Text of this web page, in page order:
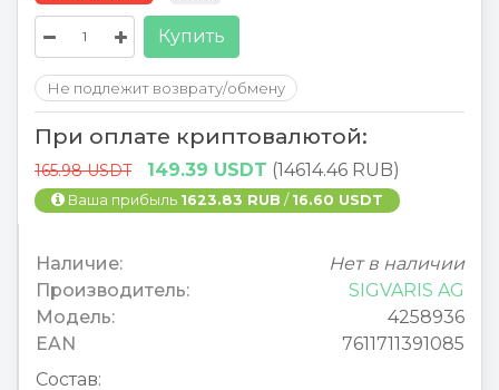
Купить
Не подлежит возврату/обмену
При оплате криптовалютой:
165.98 USDT 149.39 USDT (14614.46 RUB)
Ваша прибыль 1623.83 RUB / 16.60 USDT
Наличие:
Нет в наличии
Производитель:
SIGVARIS AG
Модель:
4258936
EAN
7611711391085
Состав: